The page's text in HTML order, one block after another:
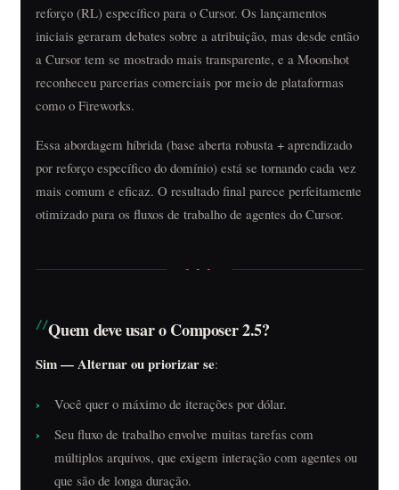
reforço (RL) específico para o Cursor. Os lançamentos
iniciais geraram debates sobre a atribuição, mas desde então
a Cursor tem se mostrado mais transparente, e a Moonshot
reconheceu parcerias comerciais por meio de plataformas
como o Fireworks.
Essa abordagem híbrida (base aberta robusta + aprendizado
por reforço específico do domínio) está se tornando cada vez
mais comum e eficaz. O resultado final parece perfeitamente
otimizado para os fluxos de trabalho de agentes do Cursor.
Quem deve usar o Composer 2.5?
Sim — Alternar ou priorizar se:
Você quer o máximo de iterações por dólar.
Seu fluxo de trabalho envolve muitas tarefas com
múltiplos arquivos, que exigem interação com agentes ou
que são de longa duração.